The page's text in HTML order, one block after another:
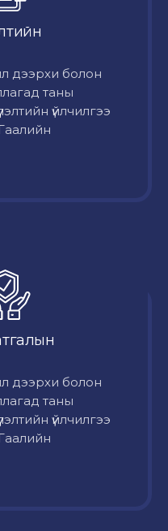
дээрхи болон
таны
үйлчилгээ
Гаалийн
дээрхи болон
таны
үйлчилгээ
Гаалийн